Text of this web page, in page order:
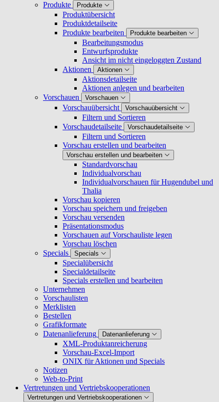
Produkte
Produkte
Produktübersicht
Produktdetailseite
Produkte bearbeiten
Produkte bearbeiten
Bearbeitungsmodus
Entwurfsprodukte
Ansicht im nicht eingeloggten Zustand
Aktionen
Aktionen
Aktionsdetailseite
Aktionen anlegen und bearbeiten
Vorschauen
Vorschauen
Vorschauübersicht Vorschauübersicht
Filtern und Sortieren
Vorschaudetailseite
Vorschaudetailseite
Filtern und Sortieren
Vorschau erstellen und bearbeiten
Vorschau erstellen und bearbeiten
Standardvorschau
Individualvorschau
Individualvorschauen für Hugendubel und
Thalia
Vorschau kopieren
Vorschau speichern und freigeben
Vorschau versenden
Präsentationsmodus
Vorschauen auf Vorschauliste legen
Vorschau löschen
Specials
Specials
Specialübersicht
Specialdetailseite
Specials erstellen und bearbeiten
Unternehmen
Vorschaulisten
Merklisten
Bestellen
Grafikformate
Datenanlieferung
Datenanlieferung
XML-Produktanreicherung
Vorschau-Excel-Import
ONIX für Aktionen und Specials
Notizen
Web-to-Print
Vertretungen und Vertriebskooperationen
Vertretungen und Vertriebskooperationen